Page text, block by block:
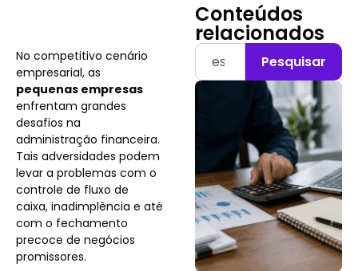
No competitivo cenário
empresarial, as
pequenas empresas
enfrentam grandes
desafios na
administração financeira.
Tais adversidades podem
levar a problemas com o
controle de fluxo de
caixa, inadimplência e até
com o fechamento
precoce de negócios
promissores.
Conteúdos
relacionados
Pesquisar